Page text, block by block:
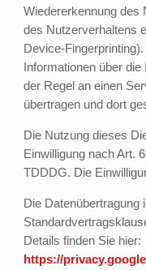
Wiedererkennung des
des Nutzerverhaltens
Device-
Informationen über
der Regel an einen
übertragen und dort
Die Nutzung dieses
Einwilligung nach Art.
TDDDG. Die
Die Datenübertragung
Details finden Sie hier:
https://